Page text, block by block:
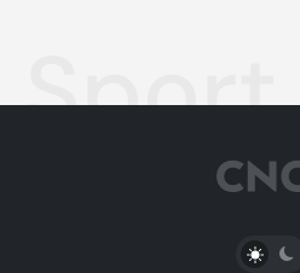
Sport